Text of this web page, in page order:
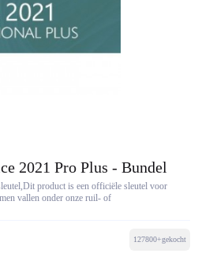
2021 Pro Plus - Bundel
product is een officiële sleutel voor
vallen onder onze ruil- of
127800+gekocht